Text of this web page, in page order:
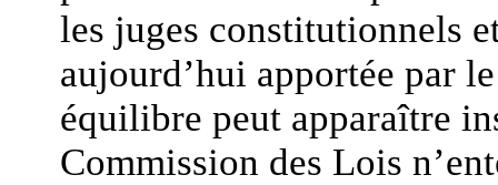
les juges constitutionnels
aujourd’hui apportée par
équilibre peut apparaître
Commission des Lois